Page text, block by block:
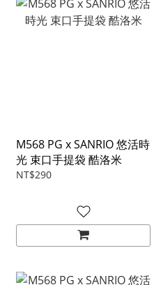
M568 PG x SANRIO 悠活時
光 束口手提袋 酷洛米
NT$290